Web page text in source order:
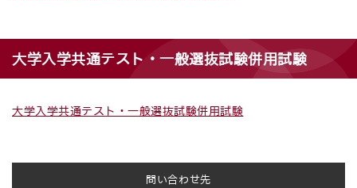
大学入学共通テスト・一般選抜試験併用試験
大学入学共通テスト・一般選抜試験併用試験
問い合わせ先